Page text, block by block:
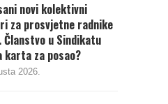
novi kolektivni
za prosvjetne radnike
Članstvo u Sindikatu
karta za posao?
2026.